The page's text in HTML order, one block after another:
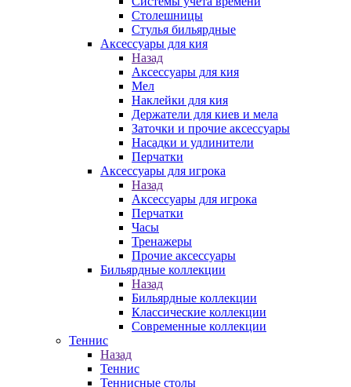
Столешницы
Стулья бильярдные
Аксессуары для кия
Назад
Аксессуары для кия
Мел
Наклейки для кия
Держатели для киев и мела
Заточки и прочие аксессуары
Насадки и удлинители
Перчатки
Аксессуары для игрока
Назад
Аксессуары для игрока
Перчатки
Часы
Тренажеры
Прочие аксессуары
Бильярдные коллекции
Назад
Бильярдные коллекции
Классические коллекции
Современные коллекции
Теннис
Назад
Теннис
Теннисные столы